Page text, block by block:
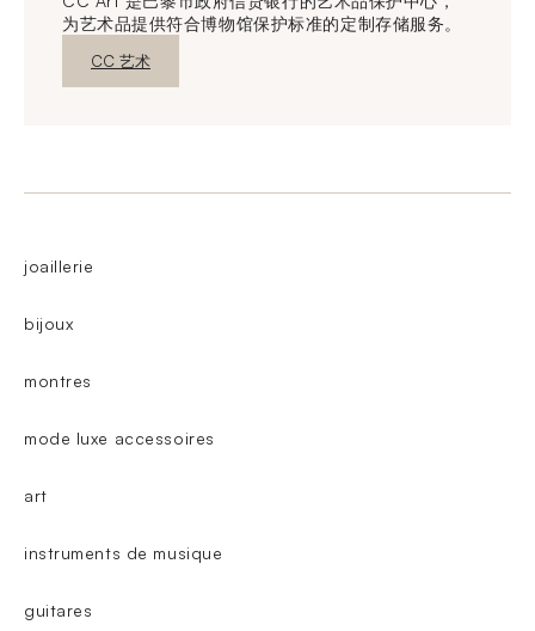
为艺术品提供符合博物馆保护标准的定制存储服务。
新窗口发现
CC 艺术
joaillerie
bijoux
montres
mode luxe accessoires
art
instruments de musique
guitares